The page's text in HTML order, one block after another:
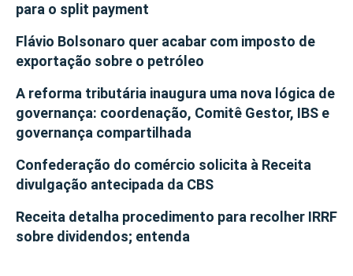
para o split payment
Flávio Bolsonaro quer acabar com imposto de
exportação sobre o petróleo
A reforma tributária inaugura uma nova lógica de
governança: coordenação, Comitê Gestor, IBS e
governança compartilhada
Confederação do comércio solicita à Receita
divulgação antecipada da CBS
Receita detalha procedimento para recolher IRRF
sobre dividendos; entenda